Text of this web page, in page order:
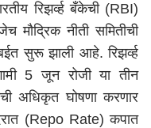
रिझर्व्ह बँकेची (RBI)
मौद्रिक नीती समितीची
त सुरू झाली आहे. रिझर्व्ह
5 जून रोजी या तीन
अधिकृत घोषणा करणार
(Repo Rate) कपात